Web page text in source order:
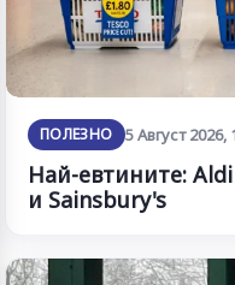
ПОЛЕЗНО 5 Август 2026,
Най-евтините:
и Sainsbury's